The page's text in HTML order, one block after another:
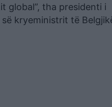
global”, tha presidenti i
kryeministrit të